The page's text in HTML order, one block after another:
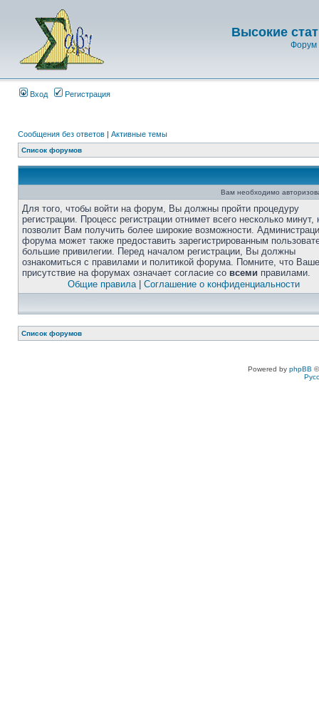
Высокие
Форум
Вход Регистрация
Сообщения без ответов | Активные темы
Список форумов
Вам необходимо
Для того, чтобы войти на форум, Вы должны пройти процедуру
регистрации. Процесс регистрации отнимет всего несколько минут,
позволит Вам получить более широкие возможности.
форума может также предоставить зарегистрированным
большие привилегии. Перед началом регистрации, Вы должны
ознакомиться с правилами и политикой форума. Помните, что Ваше
присутствие на форумах означает согласие со всеми правилами.
Общие правила| Соглашение о конфиденциальности
Список форумов
Powered by phpBB